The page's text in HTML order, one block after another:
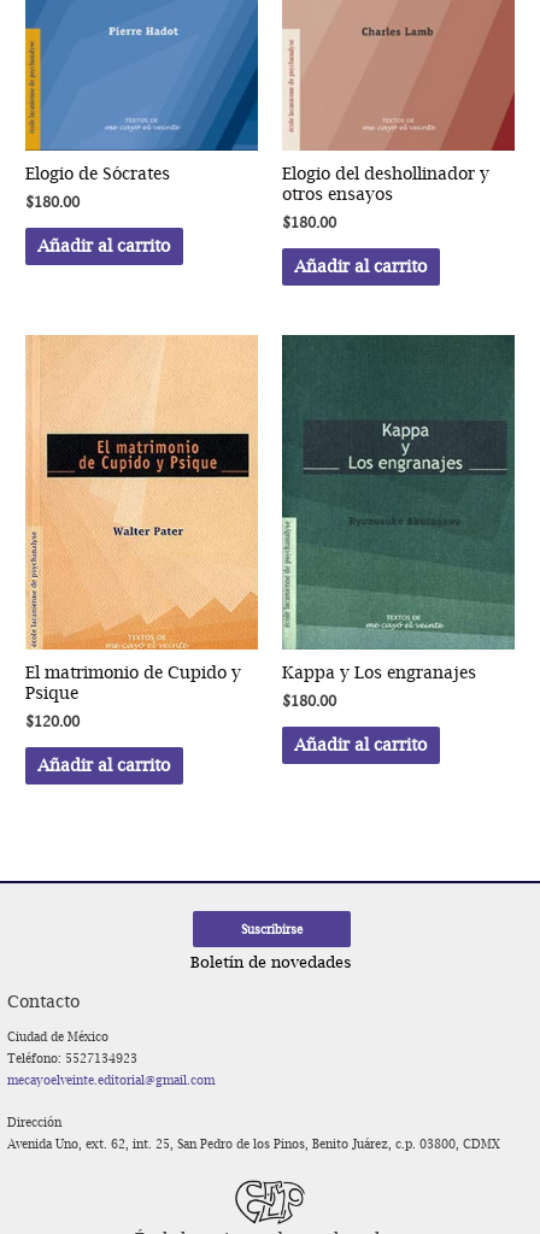
Elogio de Sócrates
$180.00
Añadir al carrito
Elogio del deshollinador y
otros ensayos
$180.00
Añadir al carrito
El matrimonio de Cupido y
Psique
$120.00
Añadir al carrito
Kappa y Los engranajes
$180.00
Añadir al carrito
Boletín de novedades
Contacto
Ciudad de México
Teléfono: 5527134923
mecayoelveinte.editorial@gmail.com
Dirección
Avenida Uno, ext. 62, int. 25, San Pedro de los Pinos, Benito Juárez, c.p. 03800, CDMX